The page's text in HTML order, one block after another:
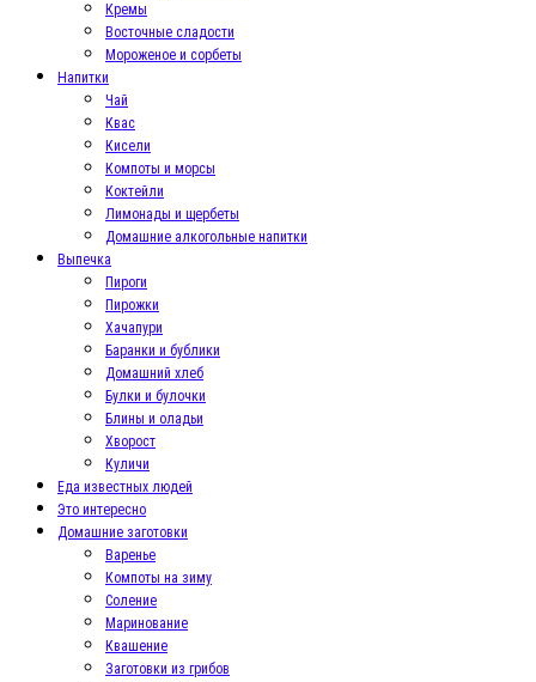
Кремы
Восточные сладости
Мороженое и сорбеты
Напитки
Чай
Квас
Кисели
Компоты и морсы
Коктейли
Лимонады и щербеты
Домашние алкогольные напитки
Выпечка
Пироги
Пирожки
Хачапури
Баранки и бублики
Домашний хлеб
Булки и булочки
Блины и оладьи
Хворост
Куличи
Еда известных людей
Это интересно
Домашние заготовки
Варенье
Компоты на зиму
Соление
Маринование
Квашение
Заготовки из грибов